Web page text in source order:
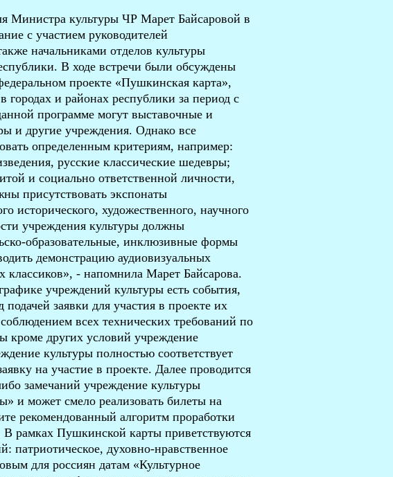
Министра культуры ЧР Марет Байсаровой в
с участием руководителей
начальниками отделов культуры
В ходе встречи были обсуждены
проекте «Пушкинская карта»,
и районах республики за период с
программе могут выставочные и
и другие учреждения. Однако все
определенным критериям, например:
русские классические шедевры;
и социально ответственной личности,
присутствовать экспонаты
исторического, художественного, научного
учреждения культуры должны
образовательные, инклюзивные формы
демонстрацию аудиовизуальных
классиков», - напомнила Марет Байсарова.
учреждений культуры есть события,
заявки для участия в проекте их
всех технических требований по
других условий учреждение
культуры полностью соответствует
на участие в проекте. Далее проводится
замечаний учреждение культуры
и может смело реализовать билеты на
рекомендованный алгоритм проработки
В рамках Пушкинской карты приветствуются
патриотическое, духовно-нравственное
для россиян датам «Культурное